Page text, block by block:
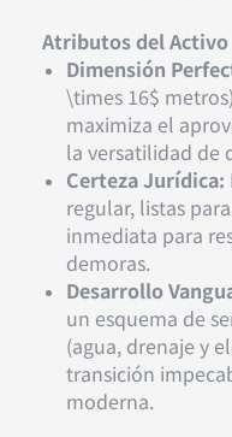
Atributos del Activo
Dimensión
\times 16$
maximiza el
la versatilidad de
Certeza Jurídica:
regular, listas
inmediata para
demoras.
Desarrollo
un esquema de
(agua, drenaje y
transición
moderna.